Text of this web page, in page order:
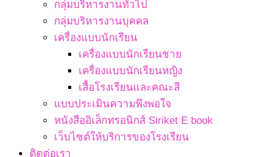
กลุ่มบริหารงานทั่วไป
กลุ่มบริหารงานบุคคล
เครื่องแบบนักเรียน
เครื่องแบบนักเรียนชาย
เครื่องแบบนักเรียนหญิง
เสื้อโรงเรียนและคณะสี
แบบประเมินความพึงพอใจ
หนังสืออิเล็กทรอนิกส์ Siriket E book
เว็บไซต์ให้บริการของโรงเรียน
ติดต่อเรา